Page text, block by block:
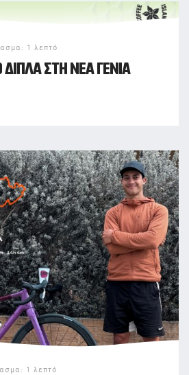
1 λεπτό
ΔΊΠΛΑ ΣΤΗ ΝΈΑ ΓΕΝΙΆ
1 λεπτό